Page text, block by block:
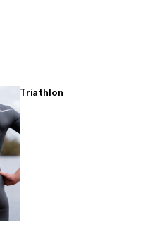
Triathlon